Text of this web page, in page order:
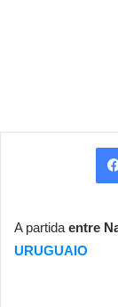
A partida entre
URUGUAIO